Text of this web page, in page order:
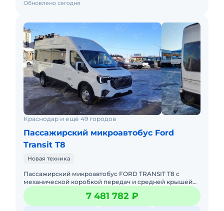
Обновлено сегодня
Краснодар и ещё 49 городов
Пассажирский микроавтобус Ford
Transit T8
Новая техника
Пассажирский микроавтобус FORD TRANSIT T8 с
механической коробкой передач и средней крышей
предназначен для перевозки до 18 пассажиров на
городских, пригородных7 481 782 ₽